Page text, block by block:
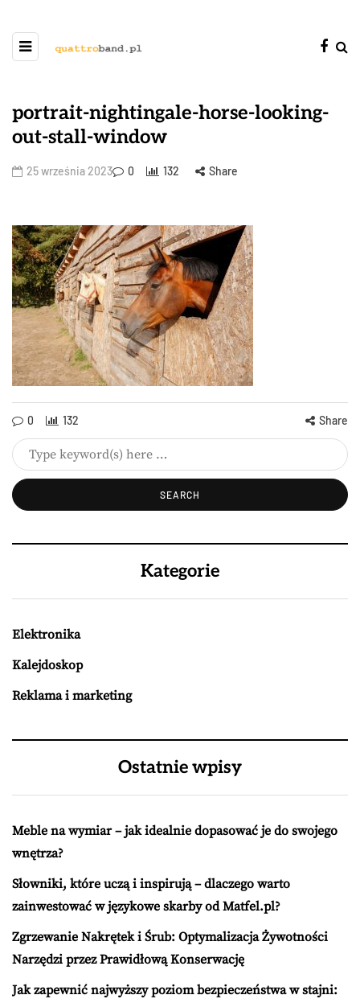
portrait-nightingale-horse-looking-
out-stall-window
25 września 2023 0 132 Share
0 132 Share
Kategorie
Elektronika
Kalejdoskop
Reklama i marketing
Ostatnie wpisy
Meble na wymiar – jak idealnie dopasować je do swojego
wnętrza?
Słowniki, które uczą i inspirują – dlaczego warto
zainwestować w językowe skarby od Matfel.pl?
Zgrzewanie Nakrętek i Śrub: Optymalizacja Żywotności
Narzędzi przez Prawidłową Konserwację
Jak zapewnić najwyższy poziom bezpieczeństwa w stajni: